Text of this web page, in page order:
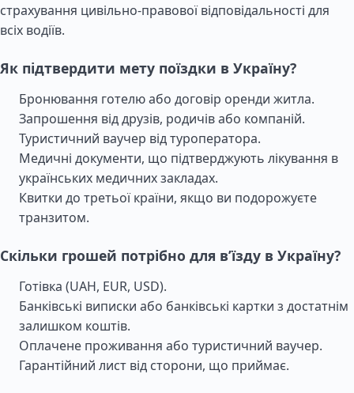
страхування цивільно-правової відповідальності для
всіх водіїв.
Як підтвердити мету поїздки в Україну?
Бронювання готелю або договір оренди житла.
Запрошення від друзів, родичів або компаній.
Туристичний ваучер від туроператора.
Медичні документи, що підтверджують лікування в
українських медичних закладах.
Квитки до третьої країни, якщо ви подорожуєте
транзитом.
Скільки грошей потрібно для в’їзду в Україну?
Готівка (UAH, EUR, USD).
Банківські виписки або банківські картки з достатнім
залишком коштів.
Оплачене проживання або туристичний ваучер.
Гарантійний лист від сторони, що приймає.